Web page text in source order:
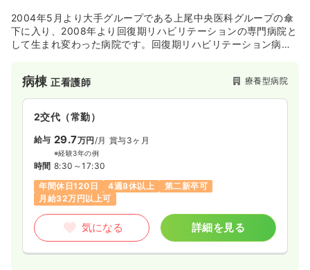
2004年5月より大手グループである上尾中央医科グループの傘
下に入り、2008年より回復期リハビリテーションの専門病院と
して生まれ変わった病院です。回復期リハビリテーション病院
病棟正看護師 療養型病院
2交代（常勤）
給与 29.7万円 /月 賞与3ヶ月
※経験3年の例
時間 8:30～17:30
年間休日120日
4週8休以上
第二新卒可
月給32万円以上可
気になる 詳細を見る